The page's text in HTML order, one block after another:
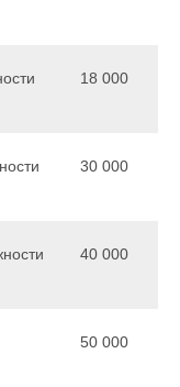
18 000
30 000
40 000
50 000